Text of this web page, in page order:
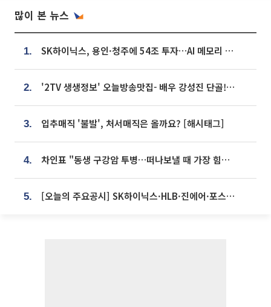
많이 본 뉴스
1. SK하이닉스, 용인·청주에 54조 투자…AI 메모리 생산기지 키운다
2. '2TV 생생정보' 오늘방송맛집- 배우 강성진 단골! 쌀국수ㆍ푸팟퐁 커리 맛집 '블○○○'
3. 입추매직 '불발', 처서매직은 올까요? [해시태그]
4. 차인표 "동생 구강암 투병…떠나보낼 때 가장 힘들었다”
5. [오늘의 주요공시] SK하이닉스·HLB·진에어·포스코홀딩스·네이버·대우건설 등